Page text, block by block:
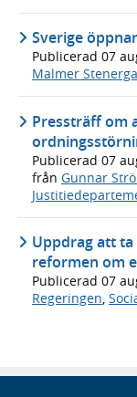
Sverige
Publicerad 07
Malmer
Pressträff om
Publicerad 07
från Gunnar
Uppdrag att
reformen om
Publicerad 07
Regeringen,